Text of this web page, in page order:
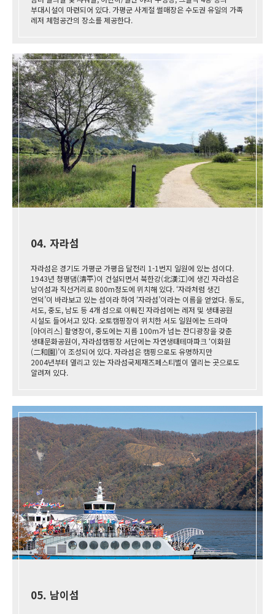
부대시설이 마련되어 있다. 가평군 사계절 썰매장은 수도권 유일의 가족
레저 체험공간의 장소를 제공한다.
04. 자라섬
자라섬은 경기도 가평군 가평읍 달전리 1-1번지 일원에 있는 섬이다.
1943년 청평댐(淸平)이 건설되면서 북한강(北漢江)에 생긴 자라섬은
남이섬과 직선거리로 800m정도에 위치해 있다. ‘자라처럼 생긴
언덕’이 바라보고 있는 섬이라 하여 ‘자라섬’이라는 이름을 얻었다. 동도,
서도, 중도, 남도 등 4개 섬으로 이뤄진 자라섬에는 레저 및 생태공원
시설도 들어서고 있다. 오토캠핑장이 위치한 서도 일원에는 드라마
[아이리스] 촬영장이, 중도에는 지름 100m가 넘는 잔디광장을 갖춘
생태문화공원이, 자라섬캠핑장 서단에는 자연생태테마파크 ‘이화원
(二和園)’이 조성되어 있다. 자라섬은 캠핑으로도 유명하지만
2004년부터 열리고 있는 자라섬국제재즈페스티벌이 열리는 곳으로도
알려져 있다.
05. 남이섬